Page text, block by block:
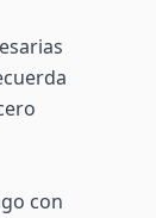
con